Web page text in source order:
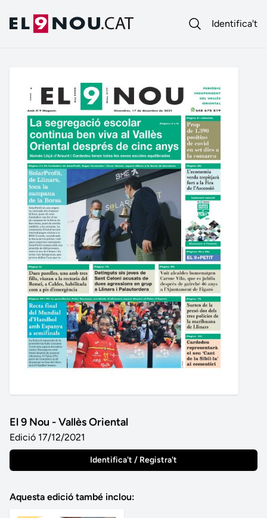
Identifica't
El 9 Nou - Vallès Oriental
Edició 17/12/2021
Identifica't / Registra't
Aquesta edició també inclou: